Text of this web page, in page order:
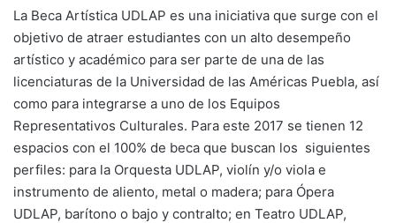
La Beca Artística UDLAP es una iniciativa que surge con el
objetivo de atraer estudiantes con un alto desempeño
artístico y académico para ser parte de una de las
licenciaturas de la Universidad de las Américas Puebla, así
como para integrarse a uno de los Equipos
Representativos Culturales. Para este 2017 se tienen 12
espacios con el 100% de beca que buscan los siguientes
perfiles: para la Orquesta UDLAP, violín y/o viola e
instrumento de aliento, metal o madera; para Ópera
UDLAP, barítono o bajo y contralto; en Teatro UDLAP,